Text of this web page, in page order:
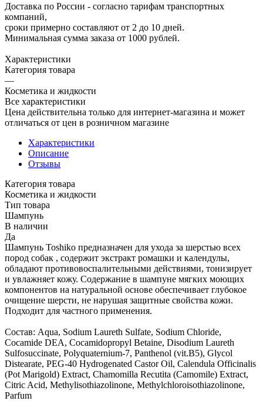
Доставка по России - согласно тарифам транспортных
компаний,
сроки примерно составляют от 2 до 10 дней.
Минимальная сумма заказа от 1000 рублей.
Характеристики
Категория товара
—
Косметика и жидкости
Все характеристики
Цена действительна только для интернет-магазина и может
отличаться от цен в розничном магазине
Характеристики
Описание
Отзывы
Категория товара
Косметика и жидкости
Тип товара
Шампунь
В наличии
Да
Шампунь Toshiko предназначен для ухода за шерстью всех
пород собак , содержит экстракт ромашки и календулы,
обладают противовоспалительными действиями, тонизирует
и увлажняет кожу. Содержание в шампуне мягких моющих
компонентов на натуральной основе обеспечивает глубокое
очищение шерсти, не нарушая защитные свойства кожи.
Подходит для частного применения.
Состав: Aqua, Sodium Laureth Sulfate, Sodium Chloride,
Cocamide DEA, Cocamidopropyl Betaine, Disodium Laureth
Sulfosuccinate, Polyquaternium-7, Panthenol (vit.B5), Glycol
Distearate, PEG-40 Hydrogenated Castor Oil, Calendula Officinalis
(Pot Marigold) Extract, Chamomilla Recutita (Camomile) Extract,
Citric Acid, Methylisothiazolinone, Methylchloroisothiazolinone,
Parfum